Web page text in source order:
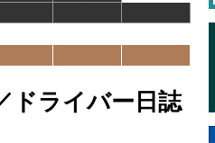
ドライバー日誌